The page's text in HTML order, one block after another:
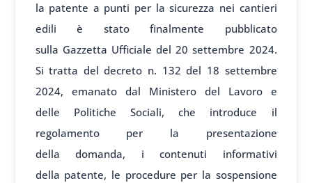
la patente a punti per la sicurezza nei cantieri
edili è stato finalmente pubblicato
sulla Gazzetta Ufficiale del 20 settembre 2024.
Si tratta del decreto n. 132 del 18 settembre
2024, emanato dal Ministero del Lavoro e
delle Politiche Sociali, che introduce il
regolamento per la presentazione
della domanda, i contenuti informativi
della patente, le procedure per la sospensione